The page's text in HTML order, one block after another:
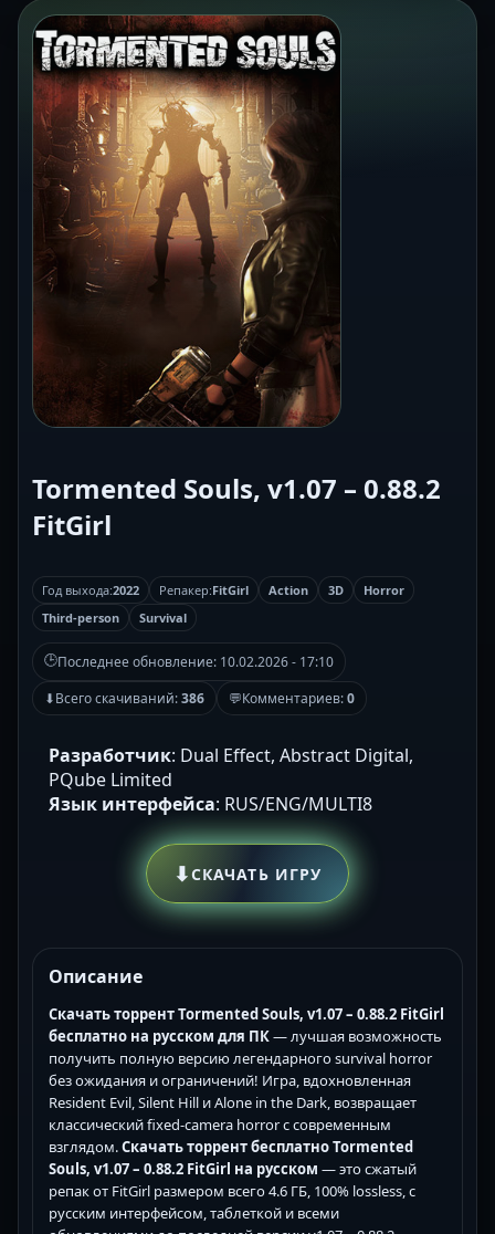
Tormented Souls, v1.07 – 0.88.2
FitGirl
Год выхода:2022 Репакер:FitGirl Action 3D
Horror
Third-person
Survival
🕒Последнее обновление: 10.02.2026 - 17:10
⬇Всего скачиваний:386 💬Комментариев:0
Разработчик: Dual Effect, Abstract Digital,
PQube Limited
Язык интерфейса: RUS/ENG/MULTI8
⬇СКАЧАТЬ ИГРУ
Описание
Скачать торрент Tormented Souls, v1.07 – 0.88.2 FitGirl
бесплатно на русском для ПК— лучшая возможность
получить полную версию легендарного survival horror
без ожидания и ограничений! Игра, вдохновленная
Resident Evil, Silent Hill и Alone in the Dark, возвращает
классический fixed-camera horror с современным
взглядом.Скачать торрент бесплатно Tormented
Souls, v1.07 – 0.88.2 FitGirl на русском — это сжатый
репак от FitGirl размером всего 4.6 ГБ, 100% lossless, с
русским интерфейсом, таблеткой и всеми